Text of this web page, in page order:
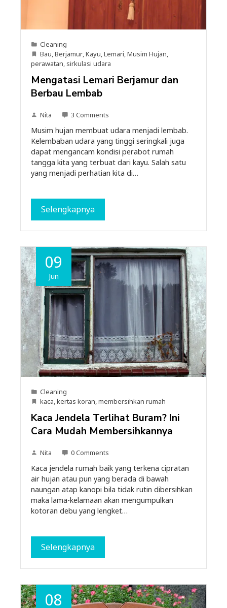
Cleaning
Bau,Berjamur,Kayu,Lemari,Musim Hujan,
perawatan, sirkulasi udara
Mengatasi Lemari Berjamur dan
Berbau Lembab
Nita 3 Comments
Musim hujan membuat udara menjadi lembab.
Kelembaban udara yang tinggi seringkali juga
dapat mengancam kondisi perabot rumah
tangga kita yang terbuat dari kayu. Salah satu
yang menjadi perhatian kita di…
Selengkapnya
09
Jun
Cleaning
kaca,kertas koran,membersihkan rumah
Kaca Jendela Terlihat Buram? Ini
Cara Mudah Membersihkannya
Nita 0 Comments
Kaca jendela rumah baik yang terkena cipratan
air hujan atau pun yang berada di bawah
naungan atap kanopi bila tidak rutin dibersihkan
maka lama-kelamaan akan mengumpulkan
kotoran debu yang lengket…
Selengkapnya
08